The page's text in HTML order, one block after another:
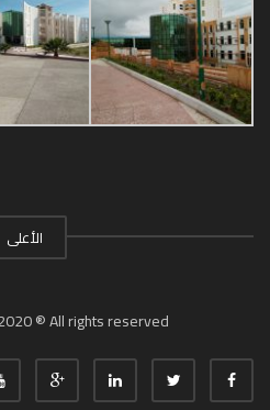
الأعلى
® All rights reserved